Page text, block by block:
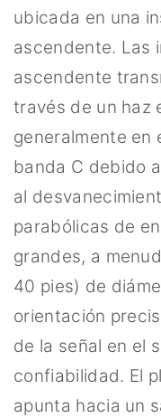
ubicada en una
ascendente. Las
ascendente
través de un haz
generalmente en
banda C debido
al
parabólicas de
grandes, a
40 pies) de
orientación
de la señal en el
confiabilidad. El
apunta hacia un